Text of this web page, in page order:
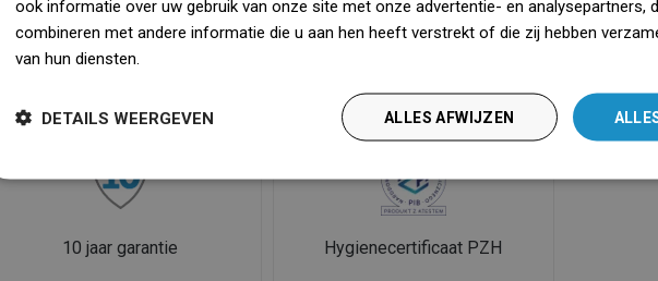
ontstaat wanneer water direct op de
de
10 jaar garantie Hygienecertificaat PZH
ook informatie over uw gebruik van onze site met onze advertentie- en analysepartners,
combineren met andere informatie die u aan hen heeft verstrekt of die zij hebben
van hun diensten.
ALLES AFWIJZEN
DETAILS WEERGEVEN